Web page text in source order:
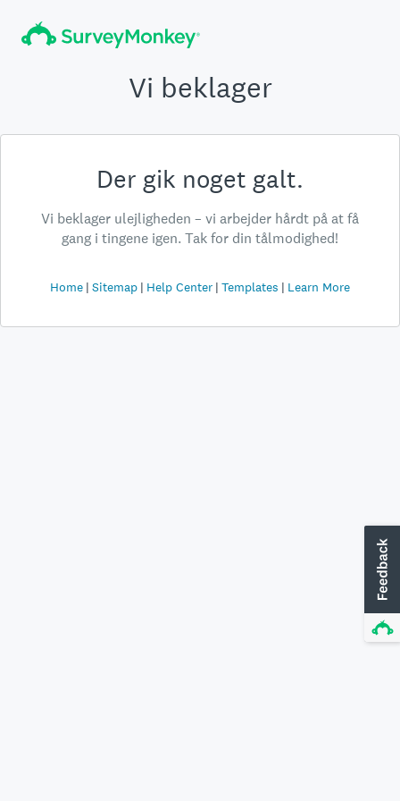
Vi beklager
Der gik noget galt.
Vi beklager ulejligheden – vi arbejder hårdt på at få
gang i tingene igen. Tak for din tålmodighed!
Home Sitemap Help Center Templates Learn More